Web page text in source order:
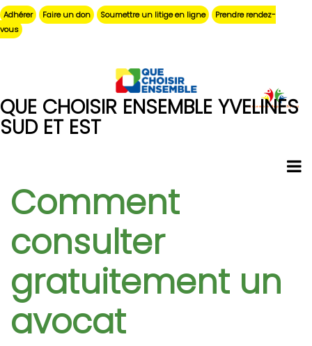
Aller
au
contenu
Adhérer Faire un don Soumettre un litige en ligne
Prendre rendez-
vous
QUE CHOISIR ENSEMBLE YVELINES
SUD ET EST
Comment
consulter
gratuitement un
avocat